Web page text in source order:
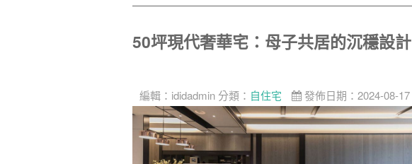
50坪現代奢華宅：母子共居的沉穩設計
編輯： ididadmin 分類： 自住宅 發佈日期：2024-08-17